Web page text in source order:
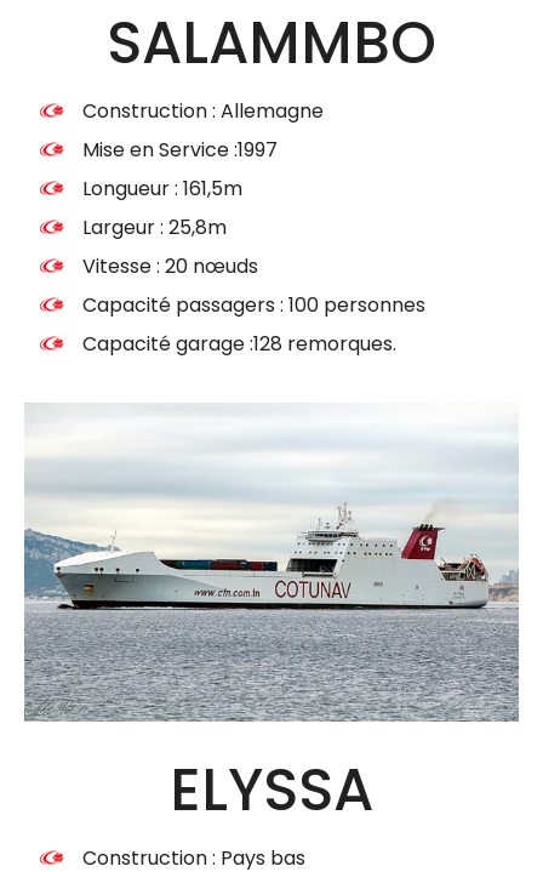
SALAMMBO
Construction : Allemagne
Mise en Service :1997
Longueur : 161,5m
Largeur : 25,8m
Vitesse : 20 nœuds
Capacité passagers : 100 personnes
Capacité garage :128 remorques.
ELYSSA
Construction : Pays bas